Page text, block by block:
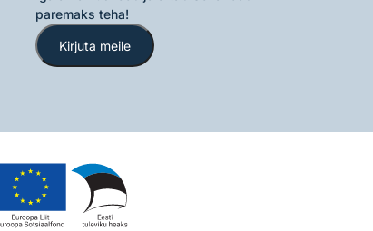
paremaks teha!
Kirjuta meile